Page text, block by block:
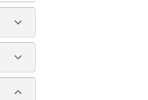
keyboard_arrow_down
keyboard_arrow_down
keyboard_arrow_down